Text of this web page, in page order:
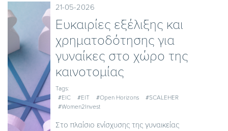
21-05-2026
Ευκαιρίες εξέλιξης και
χρηματοδότησης για
γυναίκες στο χώρο της
καινοτομίας
Tags:
#EIC
#EIT #Open Horizons
#SCALEHER
#Women2Invest
Στο πλαίσιο ενίσχυσης της γυναικείας